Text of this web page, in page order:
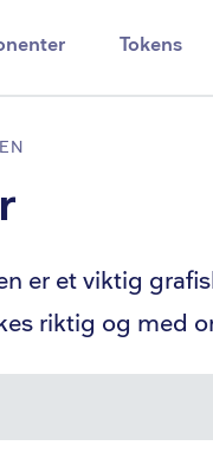
Tokens
er et viktig
riktig og med